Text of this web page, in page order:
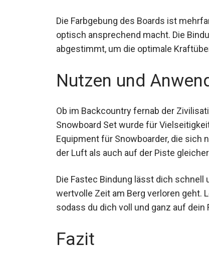
Die Farbgebung des Boards ist
optisch ansprechend macht. Die
abgestimmt, um die optimale
Nutzen und
Ob im Backcountry fernab der
Snowboard Set wurde für
Equipment für Snowboarder, die sich
der Luft als auch auf der Piste
Die Fastec Bindung lässt dich
wertvolle Zeit am Berg verloren geht.
sodass du dich voll und ganz auf
Fazit